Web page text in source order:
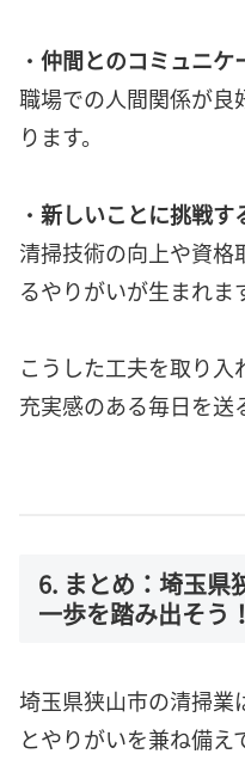
・ 仲間とのコミュニケ
職場での人間関係が良
ります。
・ 新しいことに挑戦す
清掃技術の向上や資格
るやりがいが生まれま
こうした工夫を取り
充実感のある毎日を送
6. まとめ：埼玉県
一歩を踏み出そう！
埼玉県狭山市の清掃業
とやりがいを兼ね備え